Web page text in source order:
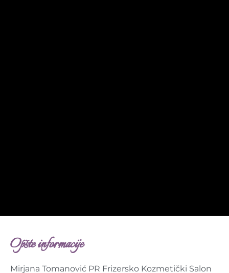
Opšte informacije
Mirjana Tomanović PR Frizersko Kozmetički Salon